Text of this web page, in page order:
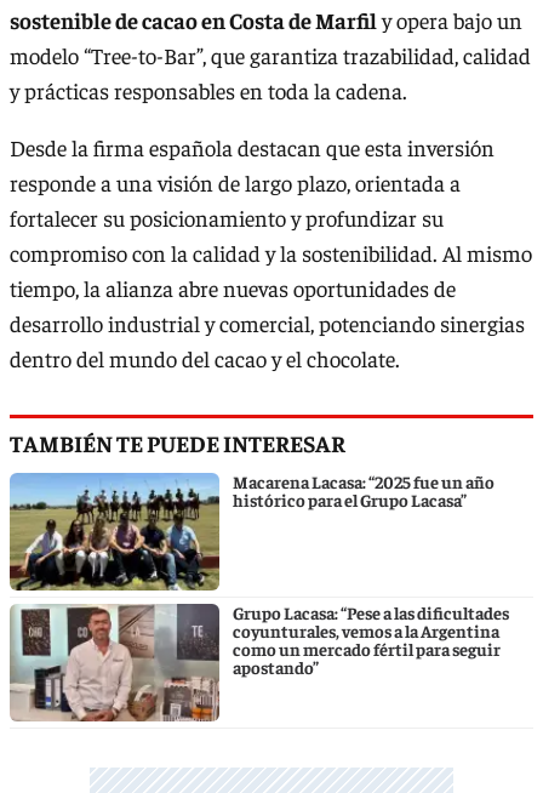
sostenible de cacao en Costa de Marfily opera bajo un
modelo “Tree-to-Bar”, que garantiza trazabilidad, calidad
y prácticas responsables en toda la cadena.
Desde la firma española destacan que esta inversión
responde a una visión de largo plazo, orientada a
fortalecer su posicionamiento y profundizar su
compromiso con la calidad y la sostenibilidad. Al mismo
tiempo, la alianza abre nuevas oportunidades de
desarrollo industrial y comercial, potenciando sinergias
dentro del mundo del cacao y el chocolate.
TAMBIÉN TE PUEDE INTERESAR
Macarena Lacasa: “2025 fue un año
histórico para el Grupo Lacasa”
Grupo Lacasa: “Pese a las dificultades
coyunturales, vemos a la Argentina
como un mercado fértil para seguir
apostando”